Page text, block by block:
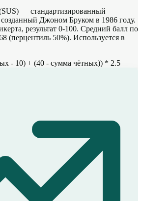
— стандартизированный
Джоном Бруком в 1986 году.
результат 0-100. Средний балл по
(перцентиль 50%). Используется в
- 10) + (40 - сумма чётных)) * 2.5